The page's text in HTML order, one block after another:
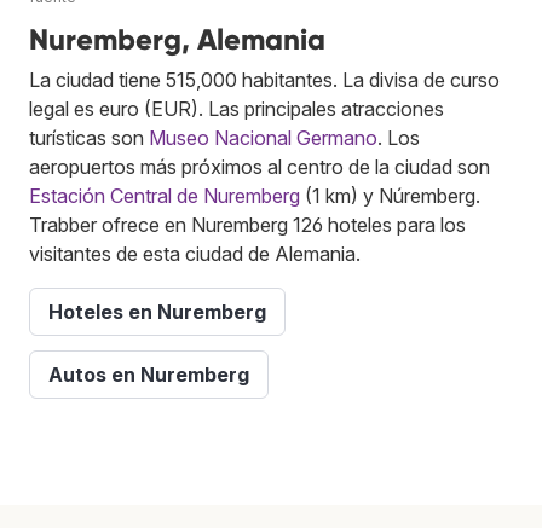
Nuremberg, Alemania
La ciudad tiene 515,000 habitantes. La divisa de curso
legal es euro (EUR). Las principales atracciones
turísticas son Museo Nacional Germano. Los
aeropuertos más próximos al centro de la ciudad son
Estación Central de Nuremberg (1 km) y Núremberg.
Trabber ofrece en Nuremberg 126 hoteles para los
visitantes de esta ciudad de Alemania.
Hoteles en Nuremberg
Autos en Nuremberg